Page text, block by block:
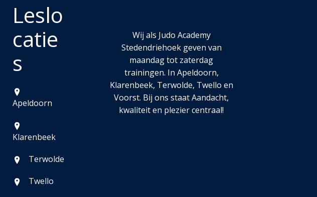
Leslo
catie
s
Apeldoorn
Klarenbeek
Terwolde
Twello
Wij als Judo Academy
Stedendriehoek geven van
maandag tot zaterdag
trainingen. In Apeldoorn,
Klarenbeek, Terwolde, Twello en
Voorst. Bij ons staat Aandacht,
kwaliteit en plezier centraal!